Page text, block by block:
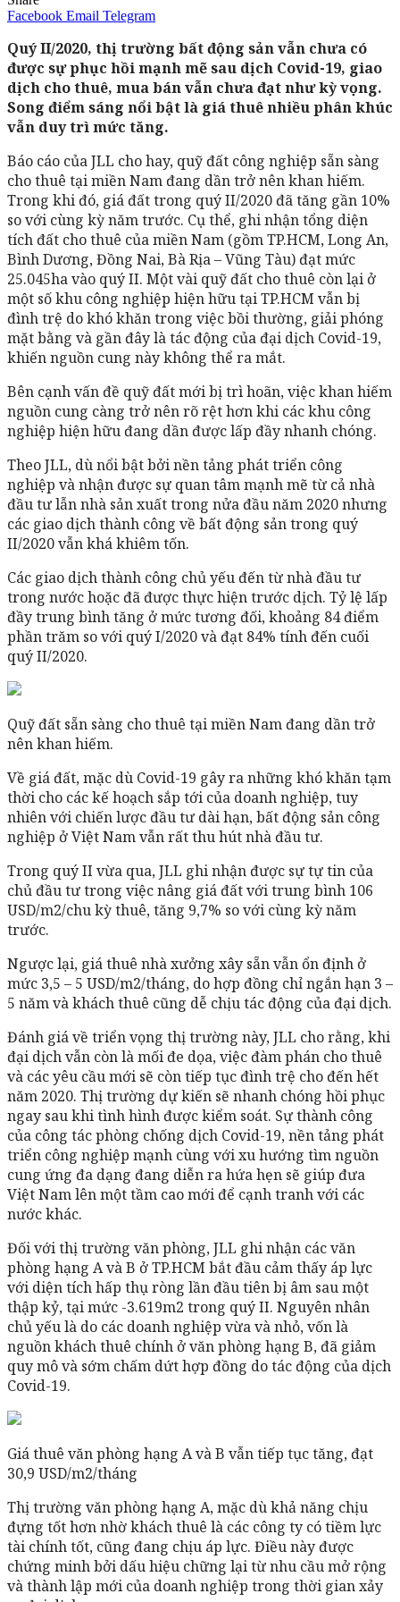
Facebook Email Telegram
Quý II/2020, thị trường bất động sản vẫn chưa có
được sự phục hồi mạnh mẽ sau dịch Covid-19, giao
dịch cho thuê, mua bán vẫn chưa đạt như kỳ vọng.
Song điểm sáng nổi bật là giá thuê nhiều phân khúc
vẫn duy trì mức tăng.
Báo cáo của JLL cho hay, quỹ đất công nghiệp sẵn sàng
cho thuê tại miền Nam đang dần trở nên khan hiếm.
Trong khi đó, giá đất trong quý II/2020 đã tăng gần 10%
so với cùng kỳ năm trước. Cụ thể, ghi nhận tổng diện
tích đất cho thuê của miền Nam (gồm TP.HCM, Long An,
Bình Dương, Đồng Nai, Bà Rịa – Vũng Tàu) đạt mức
25.045ha vào quý II. Một vài quỹ đất cho thuê còn lại ở
một số khu công nghiệp hiện hữu tại TP.HCM vẫn bị
đình trệ do khó khăn trong việc bồi thường, giải phóng
mặt bằng và gần đây là tác động của đại dịch Covid-19,
khiến nguồn cung này không thể ra mắt.
Bên cạnh vấn đề quỹ đất mới bị trì hoãn, việc khan hiếm
nguồn cung càng trở nên rõ rệt hơn khi các khu công
nghiệp hiện hữu đang dần được lấp đầy nhanh chóng.
Theo JLL, dù nổi bật bởi nền tảng phát triển công
nghiệp và nhận được sự quan tâm mạnh mẽ từ cả nhà
đầu tư lẫn nhà sản xuất trong nửa đầu năm 2020 nhưng
các giao dịch thành công về bất động sản trong quý
II/2020 vẫn khá khiêm tốn.
Các giao dịch thành công chủ yếu đến từ nhà đầu tư
trong nước hoặc đã được thực hiện trước dịch. Tỷ lệ lấp
đầy trung bình tăng ở mức tương đối, khoảng 84 điểm
phần trăm so với quý I/2020 và đạt 84% tính đến cuối
quý II/2020.
Quỹ đất sẵn sàng cho thuê tại miền Nam đang dần trở
nên khan hiếm.
Về giá đất, mặc dù Covid-19 gây ra những khó khăn tạm
thời cho các kế hoạch sắp tới của doanh nghiệp, tuy
nhiên với chiến lược đầu tư dài hạn, bất động sản công
nghiệp ở Việt Nam vẫn rất thu hút nhà đầu tư.
Trong quý II vừa qua, JLL ghi nhận được sự tự tin của
chủ đầu tư trong việc nâng giá đất với trung bình 106
USD/m2/chu kỳ thuê, tăng 9,7% so với cùng kỳ năm
trước.
Ngược lại, giá thuê nhà xưởng xây sẵn vẫn ổn định ở
mức 3,5 – 5 USD/m2/tháng, do hợp đồng chỉ ngắn hạn 3 –
5 năm và khách thuê cũng dễ chịu tác động của đại dịch.
Đánh giá về triển vọng thị trường này, JLL cho rằng, khi
đại dịch vẫn còn là mối đe dọa, việc đàm phán cho thuê
và các yêu cầu mới sẽ còn tiếp tục đình trệ cho đến hết
năm 2020. Thị trường dự kiến sẽ nhanh chóng hồi phục
ngay sau khi tình hình được kiểm soát. Sự thành công
của công tác phòng chống dịch Covid-19, nền tảng phát
triển công nghiệp mạnh cùng với xu hướng tìm nguồn
cung ứng đa dạng đang diễn ra hứa hẹn sẽ giúp đưa
Việt Nam lên một tầm cao mới để cạnh tranh với các
nước khác.
Đối với thị trường văn phòng, JLL ghi nhận các văn
phòng hạng A và B ở TP.HCM bắt đầu cảm thấy áp lực
với diện tích hấp thụ ròng lần đầu tiên bị âm sau một
thập kỷ, tại mức -3.619m2 trong quý II. Nguyên nhân
chủ yếu là do các doanh nghiệp vừa và nhỏ, vốn là
nguồn khách thuê chính ở văn phòng hạng B, đã giảm
quy mô và sớm chấm dứt hợp đồng do tác động của dịch
Covid-19.
Giá thuê văn phòng hạng A và B vẫn tiếp tục tăng, đạt
30,9 USD/m2/tháng
Thị trường văn phòng hạng A, mặc dù khả năng chịu
đựng tốt hơn nhờ khách thuê là các công ty có tiềm lực
tài chính tốt, cũng đang chịu áp lực. Điều này được
chứng minh bởi dấu hiệu chững lại từ nhu cầu mở rộng
và thành lập mới của doanh nghiệp trong thời gian xảy